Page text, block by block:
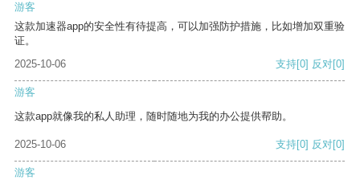
游客
这款加速器app的安全性有待提高，可以加强防护措施，比如增加双重验
证。
2025-10-06
支持[0] 反对[0]
游客
这款app就像我的私人助理，随时随地为我的办公提供帮助。
2025-10-06 支持[0] 反对[0]
游客